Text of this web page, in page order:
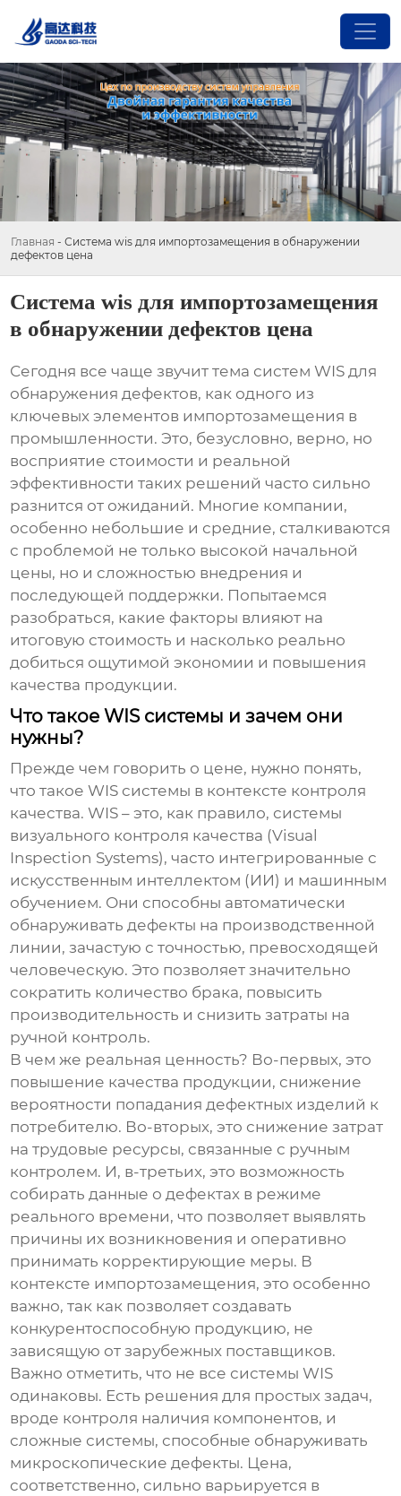
Главная - Система wis для импортозамещения в обнаружении
дефектов цена
Система wis для импортозамещения
в обнаружении дефектов цена
Сегодня все чаще звучит тема систем WIS для
обнаружения дефектов, как одного из
ключевых элементов импортозамещения в
промышленности. Это, безусловно, верно, но
восприятие стоимости и реальной
эффективности таких решений часто сильно
разнится от ожиданий. Многие компании,
особенно небольшие и средние, сталкиваются
с проблемой не только высокой начальной
цены, но и сложностью внедрения и
последующей поддержки. Попытаемся
разобраться, какие факторы влияют на
итоговую стоимость и насколько реально
добиться ощутимой экономии и повышения
качества продукции.
Что такое WIS системы и зачем они
нужны?
Прежде чем говорить о цене, нужно понять,
что такоеWIS системы в контексте контроля
качества. WIS – это, как правило, системы
визуального контроля качества (Visual
Inspection Systems), часто интегрированные с
искусственным интеллектом (ИИ) и машинным
обучением. Они способны автоматически
обнаруживать дефекты на производственной
линии, зачастую с точностью, превосходящей
человеческую. Это позволяет значительно
сократить количество брака, повысить
производительность и снизить затраты на
ручной контроль.
В чем же реальная ценность? Во-первых, это
повышение качества продукции, снижение
вероятности попадания дефектных изделий к
потребителю. Во-вторых, это снижение затрат
на трудовые ресурсы, связанные с ручным
контролем. И, в-третьих, это возможность
собирать данные о дефектах в режиме
реального времени, что позволяет выявлять
причины их возникновения и оперативно
принимать корректирующие меры. В
контексте импортозамещения, это особенно
важно, так как позволяет создавать
конкурентоспособную продукцию, не
зависящую от зарубежных поставщиков.
Важно отметить, что не все системы WIS
одинаковы. Есть решения для простых задач,
вроде контроля наличия компонентов, и
сложные системы, способные обнаруживать
микроскопические дефекты. Цена,
соответственно, сильно варьируется в